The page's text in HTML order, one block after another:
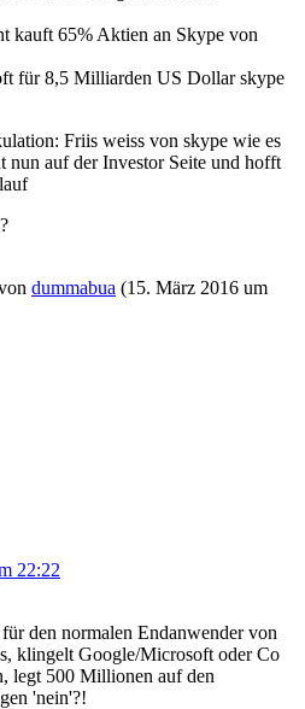
kauft 65% Aktien an Skype von
für 8,5 Milliarden US Dollar skype
Friis weiss von skype wie es
auf der Investor Seite und hofft
dummabua (15. März 2016 um
22:22
den normalen Endanwender von
klingelt Google/Microsoft oder Co
legt 500 Millionen auf den
'nein'?!